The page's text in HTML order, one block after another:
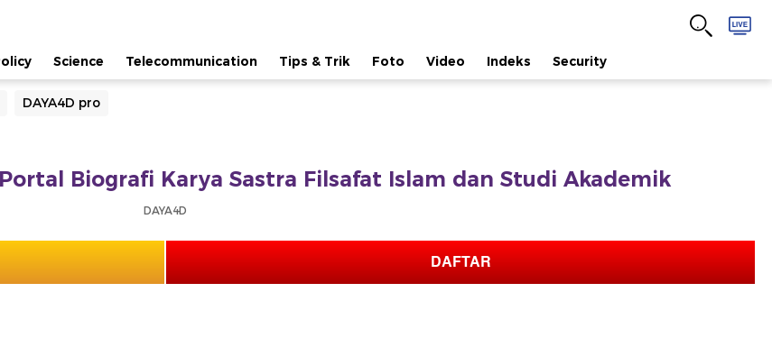
Science Telecommunication Tips & Trik Foto Video Indeks Security
DAYA4D pro
Biografi Karya Sastra Filsafat Islam dan Studi Akademik
DAYA4D
DAFTAR